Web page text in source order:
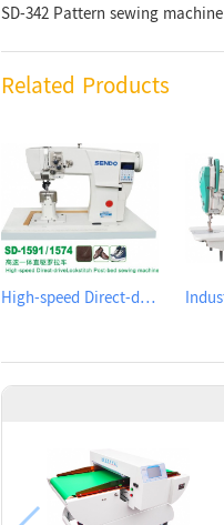
SD-342 Pattern sewing machine
Related Products
High-speed Direct-driveLockstitch Post-bed sewing machine